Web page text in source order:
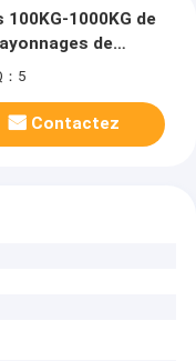
1000KG de
de
：5
Contactez